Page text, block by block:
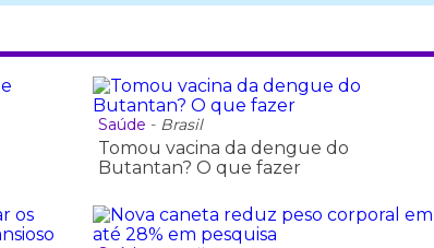
Saúde - Brasil
Tomou vacina da dengue do
Butantan? O que fazer